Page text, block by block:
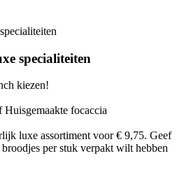
specialiteiten
kiezen!
focaccia
luxe assortiment voor € 9,75. Geef
per stuk verpakt wilt hebben